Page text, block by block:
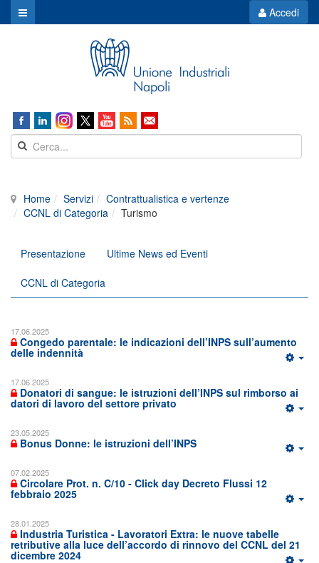
Accedi
Home Servizi
Contrattualistica e vertenze
CCNL di Categoria
Turismo
Presentazione Ultime News ed Eventi
CCNL di Categoria
17.06.2025
Congedo parentale: le indicazioni dell’INPS sull’aumento
delle indennità
17.06.2025
Donatori di sangue: le istruzioni dell’INPS sul rimborso ai
datori di lavoro del settore privato
23.05.2025
Bonus Donne: le istruzioni dell’INPS
07.02.2025
Circolare Prot. n. C/10 - Click day Decreto Flussi 12
febbraio 2025
28.01.2025
Industria Turistica - Lavoratori Extra: le nuove tabelle
retributive alla luce dell’accordo di rinnovo del CCNL del 21
dicembre 2024